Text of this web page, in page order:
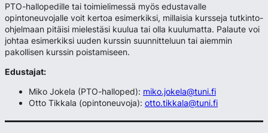
PTO-hallopedille tai toimielimessä myös edustavalle
opintoneuvojalle voit kertoa esimerkiksi, millaisia kursseja tutkinto-
ohjelmaan pitäisi mielestäsi kuulua tai olla kuulumatta. Palaute voi
johtaa esimerkiksi uuden kurssin suunnitteluun tai aiemmin
pakollisen kurssin poistamiseen.
Edustajat:
Miko Jokela (PTO-halloped): miko.jokela@tuni.fi
Otto Tikkala (opintoneuvoja): otto.tikkala@tuni.fi